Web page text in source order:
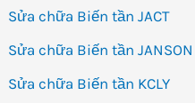
Sửa chữa Biến tần JACT
Sửa chữa Biến tần JANSON
Sửa chữa Biến tần KCLY